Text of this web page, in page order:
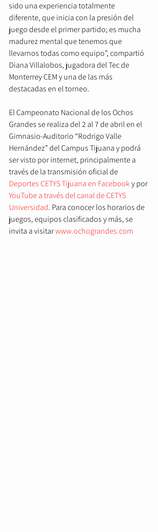
sido una experiencia totalmente
diferente, que inicia con la presión del
juego desde el primer partido; es mucha
madurez mental que tenemos que
llevarnos todas como equipo”, compartió
Diana Villalobos, jugadora del Tec de
Monterrey CEM y una de las más
destacadas en el torneo.
El Campeonato Nacional de los Ochos
Grandes se realiza del 2 al 7 de abril en el
Gimnasio-Auditorio “Rodrigo Valle
Hernández” del Campus Tijuana y podrá
ser visto por internet, principalmente a
través de la transmisión oficial de
Deportes CETYS Tijuana en Facebook y por
YouTube a través del canal de CETYS
Universidad. Para conocer los horarios de
juegos, equipos clasificados y más, se
invita a visitar www.ochograndes.com